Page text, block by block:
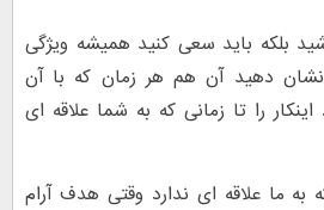
بلکه باید سعی کنید همیشه ویژگی
نشان دهید آن هم هر زمان که با آن
را تا زمانی که به شما علاقه ای
ما علاقه ای ندارد وقتی هدف آرام